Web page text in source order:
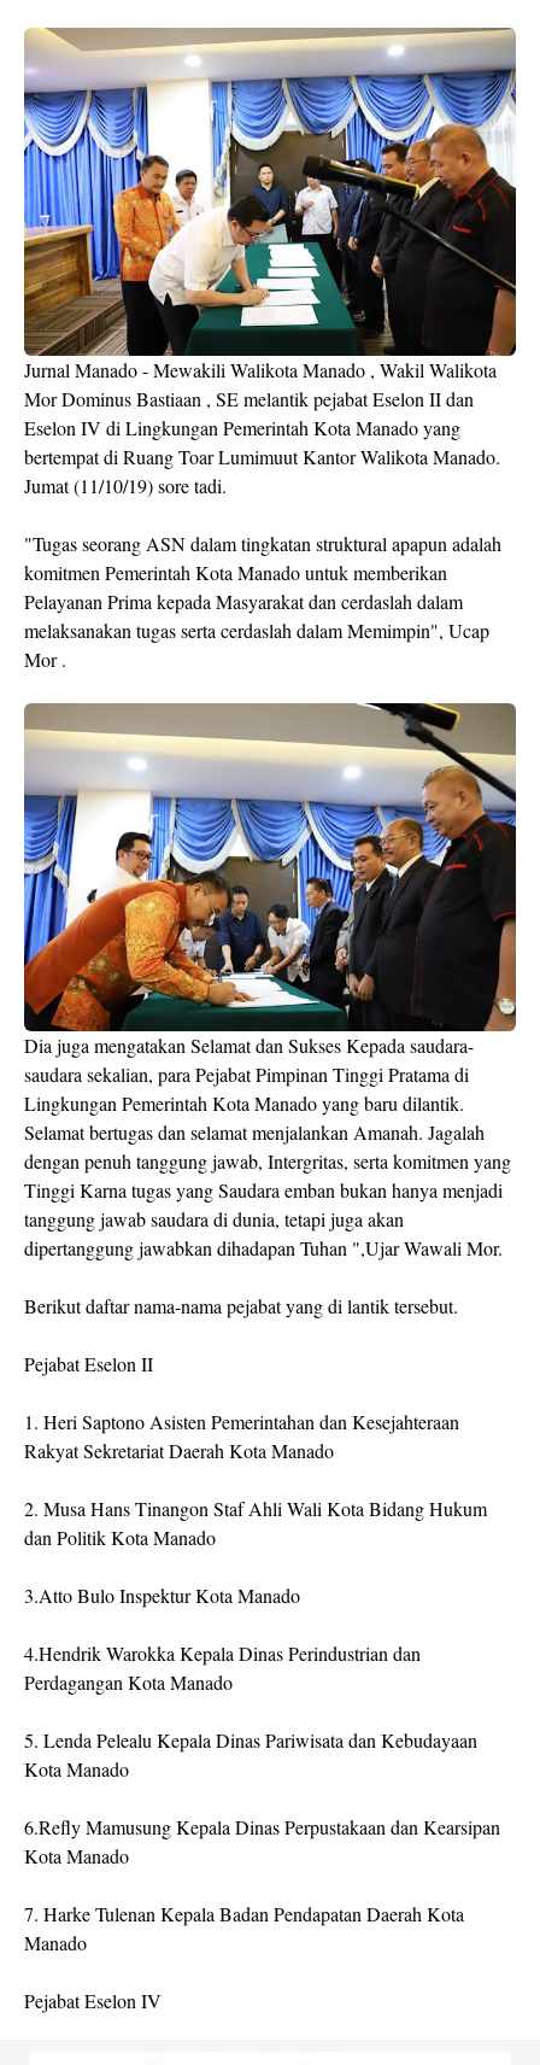
Jurnal Manado - Mewakili Walikota Manado , Wakil Walikota
Mor Dominus Bastiaan , SE melantik pejabat Eselon II dan
Eselon IV di Lingkungan Pemerintah Kota Manado yang
bertempat di Ruang Toar Lumimuut Kantor Walikota Manado.
Jumat (11/10/19) sore tadi.
"Tugas seorang ASN dalam tingkatan struktural apapun adalah
komitmen Pemerintah Kota Manado untuk memberikan
Pelayanan Prima kepada Masyarakat dan cerdaslah dalam
melaksanakan tugas serta cerdaslah dalam Memimpin", Ucap
Mor .
Dia juga mengatakan Selamat dan Sukses Kepada saudara-
saudara sekalian, para Pejabat Pimpinan Tinggi Pratama di
Lingkungan Pemerintah Kota Manado yang baru dilantik.
Selamat bertugas dan selamat menjalankan Amanah. Jagalah
dengan penuh tanggung jawab, Intergritas, serta komitmen yang
Tinggi Karna tugas yang Saudara emban bukan hanya menjadi
tanggung jawab saudara di dunia, tetapi juga akan
dipertanggung jawabkan dihadapan Tuhan ",Ujar Wawali Mor.
Berikut daftar nama-nama pejabat yang di lantik tersebut.
Pejabat Eselon II
1. Heri Saptono Asisten Pemerintahan dan Kesejahteraan
Rakyat Sekretariat Daerah Kota Manado
2. Musa Hans Tinangon Staf Ahli Wali Kota Bidang Hukum
dan Politik Kota Manado
3.Atto Bulo Inspektur Kota Manado
4.Hendrik Warokka Kepala Dinas Perindustrian dan
Perdagangan Kota Manado
5. Lenda Pelealu Kepala Dinas Pariwisata dan Kebudayaan
Kota Manado
6.Refly Mamusung Kepala Dinas Perpustakaan dan Kearsipan
Kota Manado
7. Harke Tulenan Kepala Badan Pendapatan Daerah Kota
Manado
Pejabat Eselon IV